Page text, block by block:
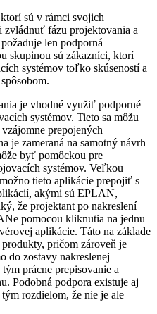
sú v rámci svojich
zvládnuť fázu projektovania a
len podporná
skupinou sú zákazníci, ktorí
systémov toľko skúseností a
je vhodné využiť podporné
systémov. Tieto sa môžu
prepojených
je zameraná na samotný návrh
byť pomôckou pre
systémov. Veľkou
tieto aplikácie prepojiť s
akými sú EPLAN,
že projektant po nakreslení
pomocou kliknutia na jednu
aplikácie. Táto na základe
pričom zároveň je
do zostavy nakreslenej
prácne prepisovanie a
Podobná podpora existuje aj
rozdielom, že nie je ale